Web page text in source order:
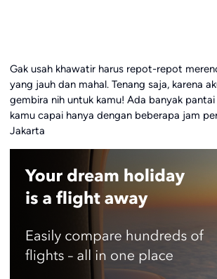
Gak usah khawatir harus repot-repot
yang jauh dan mahal. Tenang saja, karena
gembira nih untuk kamu! Ada banyak
kamu capai hanya dengan beberapa jam
Jakarta